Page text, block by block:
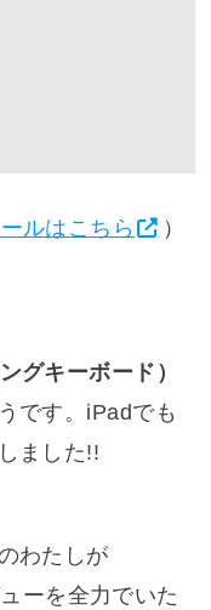
ルはこちら
）
グキーボード）
です。iPadでも
ました!!
わたしが
ーを全力でいた